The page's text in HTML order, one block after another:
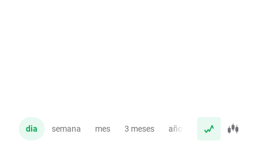
dia semana mes 3 meses año